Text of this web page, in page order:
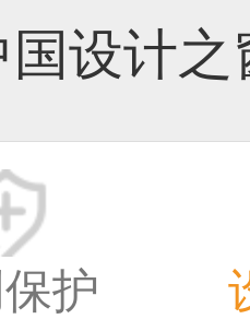
作品
15518
国设计之
护